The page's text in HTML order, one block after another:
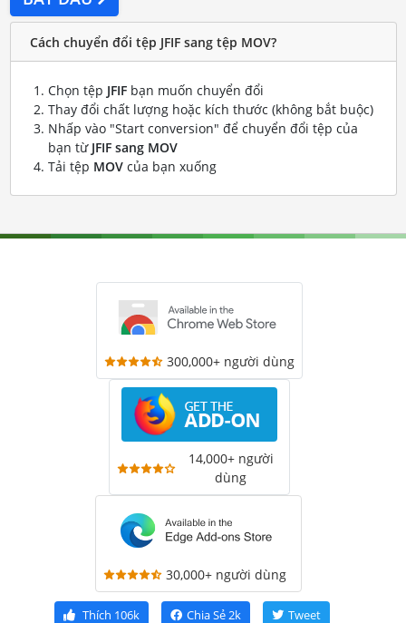
Cách chuyển đổi tệp JFIF sang tệp MOV?
Chọn tệp JFIFbạn muốn chuyển đổi
Thay đổi chất lượng hoặc kích thước (không bắt buộc)
Nhấp vào "Start conversion" để chuyển đổi tệp của
bạn từ JFIF sang MOV
Tải tệp MOVcủa bạn xuống
300,000+ người dùng
14,000+ người
dùng
30,000+ người dùng
Thích 106k Chia Sẻ2k Tweet